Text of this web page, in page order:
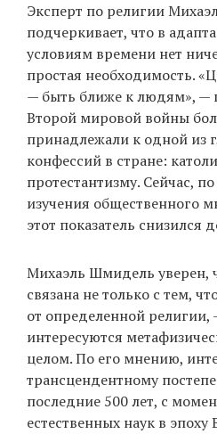
Эксперт по религии
подчеркивает, что в
условиям времени нет
простая необходимость.
— быть ближе к людям», —
Второй мировой войны
принадлежали к одной из
конфессий в стране:
протестантизму. Сейчас,
изучения общественного
этот показатель снизился
Михаэль Шмидель уверен,
связана не только с тем,
от определенной
интересуются
целом. По его мнению,
трансцендентному
последние 500 лет, с
естественных наук в